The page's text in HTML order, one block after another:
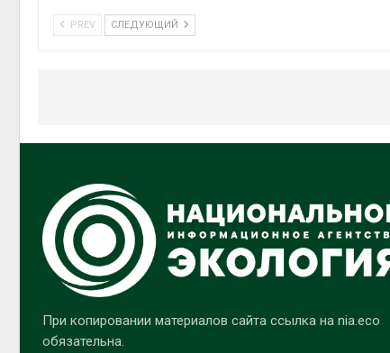
PREV СЛЕДУЮЩИЙ
При копировании материалов сайта ссылка на nia.eco
обязательна.